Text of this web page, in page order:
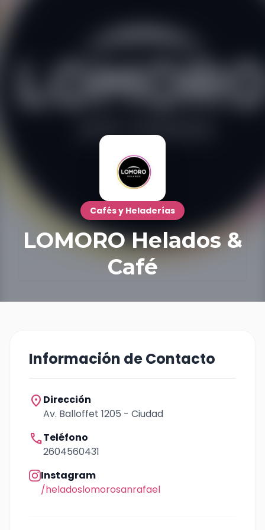
Cafés y Heladerías
LOMORO Helados &
Café
Información de Contacto
location_on Dirección
Av. Balloffet 1205 - Ciudad
callTeléfono
2604560431
Instagram
/heladoslomorosanrafael